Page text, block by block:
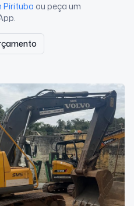
Pirituba ou peça um